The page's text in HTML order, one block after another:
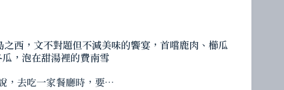
之西，文不對題但不減美味的饗宴，首嚐鹿肉、櫛瓜
，泡在甜湯裡的費南雪
，去吃一家餐廳時，要…